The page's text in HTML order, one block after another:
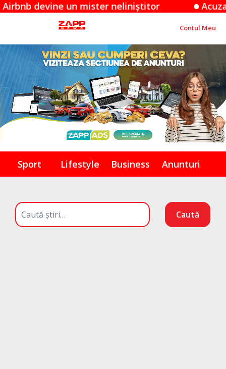
un mister neliniștitor Acuzațiile
Contul Meu
Sport Lifestyle Business Anunturi
Caută